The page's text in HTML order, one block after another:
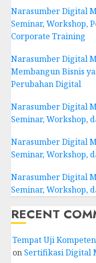
Narasumber Digital
Seminar, Workshop,
Corporate Training
Narasumber Digital
Membangun Bisnis
Perubahan Digital
Narasumber Digital
Seminar, Workshop,
Narasumber Digital
Seminar, Workshop,
Narasumber Digital
Seminar, Workshop,
RECENT
Tempat Uji
on Sertifikasi Digital